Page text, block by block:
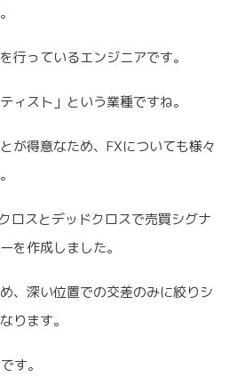
行っているエンジニアです。
ィスト」という業種ですね。
が得意なため、FXについても様々
ロスとデッドクロスで売買シグナ
を作成しました。
、深い位置での交差のみに絞りシ
ります。
す。